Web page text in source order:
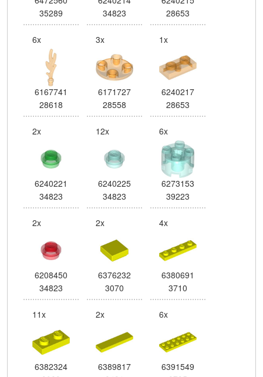
35289
34823
28653
6x
6167741
28618
3x
6171727
28558
1x
6240217
28653
2x
6240221
34823
12x
6240225
34823
6x
6273153
39223
2x
6208450
34823
2x
6376232
3070
4x
6380691
3710
11x
6382324
2x
6389817
6x
6391549